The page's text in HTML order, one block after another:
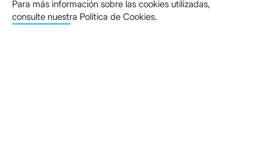
Para más información sobre las cookies utilizadas,
consulte nuestra Política de Cookies.